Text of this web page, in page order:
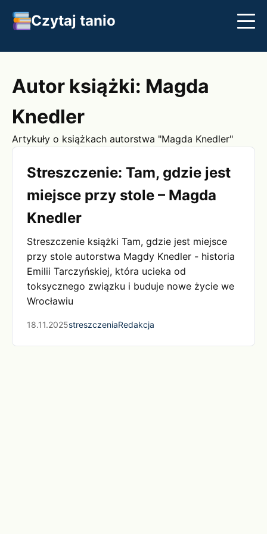
Czytaj tanio
Streszczenia
Klasyka
Autor książki: Magda
Knedler
Artykuły o książkach autorstwa "Magda Knedler"
Streszczenie: Tam, gdzie jest
miejsce przy stole – Magda
Knedler
Streszczenie książki Tam, gdzie jest miejsce
przy stole autorstwa Magdy Knedler - historia
Emilii Tarczyńskiej, która ucieka od
toksycznego związku i buduje nowe życie we
Wrocławiu
18.11.2025streszczeniaRedakcja